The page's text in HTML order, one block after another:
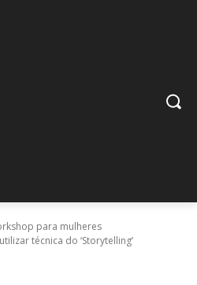
para mulheres
técnica do ‘Storytelling’